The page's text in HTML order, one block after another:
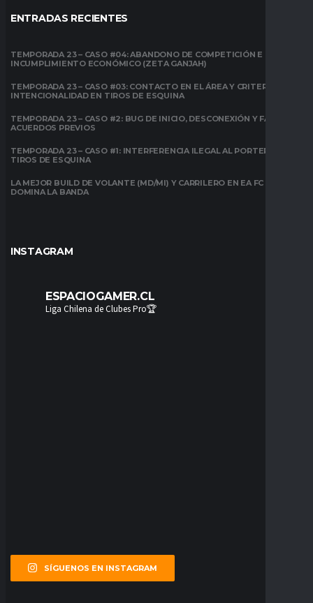
ENTRADAS RECIENTES
TEMPORADA 23 – CASO #04: ABANDONO DE COMPETICIÓN E
INCUMPLIMIENTO ECONÓMICO (ZETA GANJAH)
TEMPORADA 23 – CASO #03: CONTACTO EN EL ÁREA Y CRITERIO DE
INTENCIONALIDAD EN TIROS DE ESQUINA
TEMPORADA 23 – CASO #2: BUG DE INICIO, DESCONEXIÓN Y FALTA DE
ACUERDOS PREVIOS
TEMPORADA 23 – CASO #1: INTERFERENCIA ILEGAL AL PORTERO EN
TIROS DE ESQUINA
LA MEJOR BUILD DE VOLANTE (MD/MI) Y CARRILERO EN EA FC 26:
DOMINA LA BANDA
INSTAGRAM
ESPACIOGAMER.CL
Liga Chilena de Clubes Pro🏆
SÍGUENOS EN INSTAGRAM